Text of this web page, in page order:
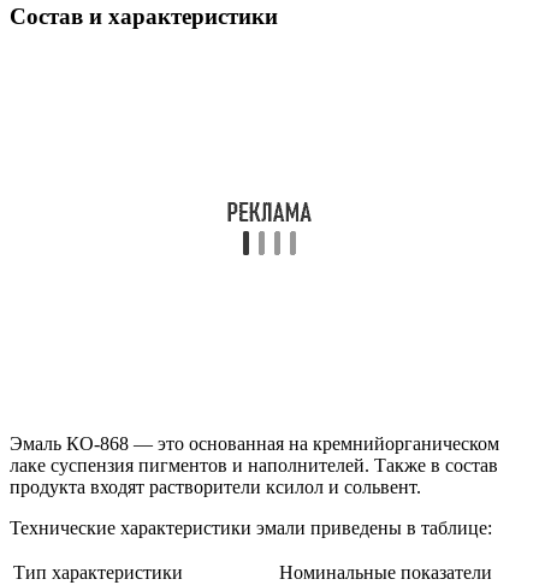
Состав и характеристики
Эмаль КО-868 — это основанная на кремнийорганическом
лаке суспензия пигментов и наполнителей. Также в состав
продукта входят растворители ксилол и сольвент.
Технические характеристики эмали приведены в таблице:
Тип характеристики Номинальные показатели